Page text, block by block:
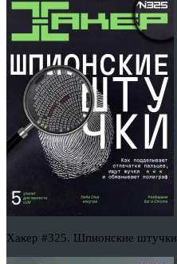
Хакер #325. Шпионские штучки